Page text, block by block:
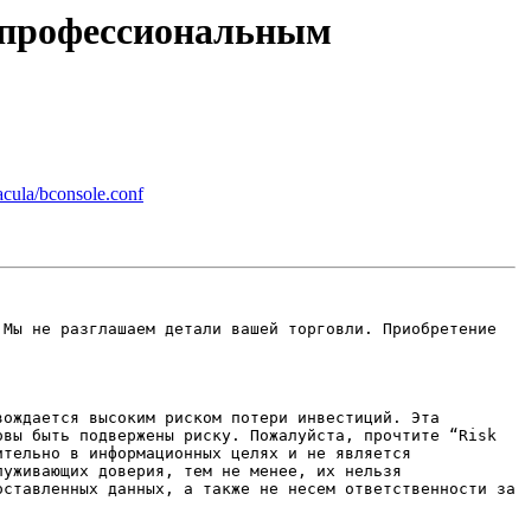
bconsole.conf
высоким риском потери инвестиций. Эта
быть подвержены риску. Пожалуйста, прочтите “Risk
в информационных целях и не является
доверия, тем не менее, их нельзя
данных, а также не несем ответственности за